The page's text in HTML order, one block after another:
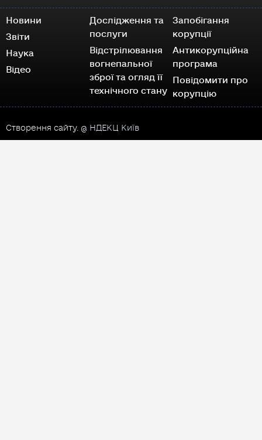
Новини
Звіти
Наука
Відео
Дослідження та
послуги
Відстрілювання
вогнепальної
зброї та огляд її
технічного стану
Запобігання
корупції
Антикорупційна
програма
Повідомити про
корупцію
Створення сайту. @ НДЕКЦ Київ